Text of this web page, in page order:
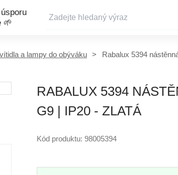
🌱
a lampy do obýváku Rabalux 5394
RABALUX 5394
G9 | IP20 - ZLATÁ
Kód produktu: 98005394